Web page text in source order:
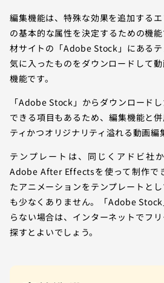
編集機能は、特殊な効果を追加する
の基本的な属性を決定するための機
材サイトの「Adobe Stock」にあるテ
気に入ったものをダウンロードして
機能です。
「Adobe Stock」からダウンロード
できる項目もあるため、編集機能と
ティかつオリジナリティ溢れる動画編
テンプレートは、同じくアドビ社
Adobe After Effectsを使って制作で
たアニメーションをテンプレートと
も少なくありません。「Adobe
らない場合は、インターネットでフ
探すとよいでしょう。